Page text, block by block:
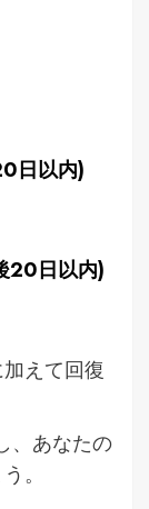
日以内)
20日以内)
えて回復
、あなたの
。